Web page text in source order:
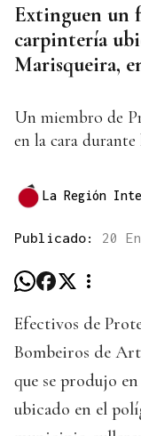
Extinguen un
carpintería
Marisqueira,
Un miembro de
en la cara
La Región
Publicado: 20
Efectivos de
Bombeiros de
que se produjo
ubicado en el